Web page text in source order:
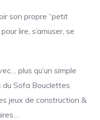
son propre “petit
lire, s’amuser, se
plusqu’un simple
du Sofa Bouclettes
jeux de construction &